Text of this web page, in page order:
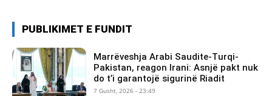
PUBLIKIMET E FUNDIT
Marrëveshja Arabi Saudite-Turqi-
Pakistan, reagon Irani: Asnjë pakt nuk
do t’i garantojë sigurinë Riadit
7 Gusht, 2026 - 23:49